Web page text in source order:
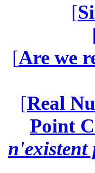
[
[Are we
[Real
Point
n'existent